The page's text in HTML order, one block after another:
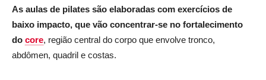
As aulas de pilates são elaboradas com exercícios de
baixo impacto, que vão concentrar-se no fortalecimento
do core, região central do corpo que envolve tronco,
abdômen, quadril e costas.